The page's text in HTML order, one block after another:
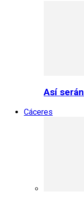
Así
Cáceres